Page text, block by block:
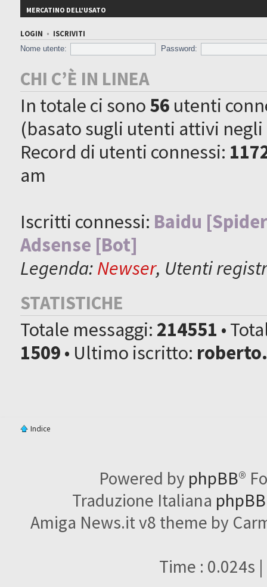
MERCATINO DELL'USATO
LOGIN • ISCRIVITI
Nome utente:
Password:
CHI C’È IN LINEA
In totale ci sono56 utenti
(basato sugli utenti attivi
Record di utenti connessi:
am
Iscritti connessi: Baidu
Adsense [Bot]
Legenda:Newser, Utenti
STATISTICHE
Totale messaggi: 214551 •
1509• Ultimo iscritto:
Indice
Powered by phpBB®
Traduzione Italiana
Amiga News.it v8 theme by
Time : 0.024s